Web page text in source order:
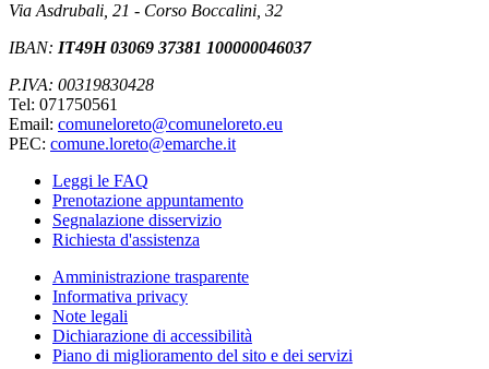
Via Asdrubali, 21 - Corso Boccalini, 32
IBAN: IT49H 03069 37381 100000046037
P.IVA: 00319830428
Tel: 071750561
Email: comuneloreto@comuneloreto.eu
PEC: comune.loreto@emarche.it
Leggi le FAQ
Prenotazione appuntamento
Segnalazione disservizio
Richiesta d'assistenza
Amministrazione trasparente
Informativa privacy
Note legali
Dichiarazione di accessibilità
Piano di miglioramento del sito e dei servizi